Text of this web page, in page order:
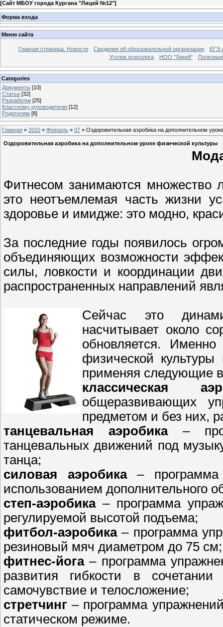
[Сайт МБОУ города Кургана "Лицей №12"]
Форма входа
Меню сайта
Главная страница. Новости Сведения об образовательной организации
ЕГЭ
Уголок психолога
НОО "Ликей"
Categories
Документы [10]
Статьи [32]
Разработки [25]
Классному руководителю [12]
Родителям [8]
Главная » 2010 » Февраль » 07 » Оздоровительная аэробика на дополнительном
Оздоровительная аэробика на дополнительном уроке физической культуры
Фитнесом занимаются
это неотъемлемая часть жизни
здоровье и имидже: это модно,
За последние годы появилось
объединяющих возможности
силы, ловкости и координации
распространенных направлений
Сейчас это
насчитывает около
обновляется.
физической культуры
применяя следующие
классическая
общеразвивающих
предметом и без них,
танцевальная аэробика –
танцевальных движений под
танца;
силовая аэробика–
использованием дополнительного
степ-аэробика – программа
регулируемой высотой подъема;
фитбол-аэробика– программа
резиновый мяч диаметром до 75 см;
фитнес-йога– программа
развития гибкости в
самочувствие и телосложение;
стретчинг – программа
статическом режиме.